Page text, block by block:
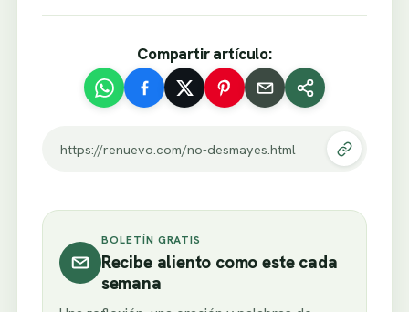
Compartir artículo:
https://renuevo.com/no-desmayes.html
BOLETÍN GRATIS
Recibe aliento como este cada
semana